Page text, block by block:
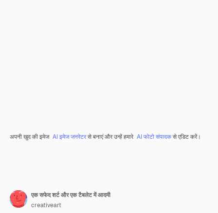
अपनी खुद की इमेज AI इमेज जनरेटरसे बनाएं और उन्हें हमारे AI फोटो संपादकसे एडिट करें।
एक सफेद शर्ट और एक टैबलेट में आदमी
creativeart